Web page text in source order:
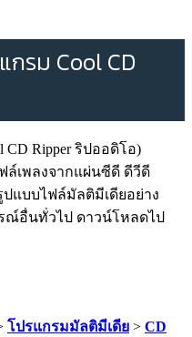
กรม Cool CD
ล์เพลงจากแผ่นซีดี ดีวีดี
แบบไฟล์มัลติมีเดียอย่าง
ณ์อื่นทั่วไป ดาวน์โหลดไป
โปรแกรมมัลติมีเดีย > CD